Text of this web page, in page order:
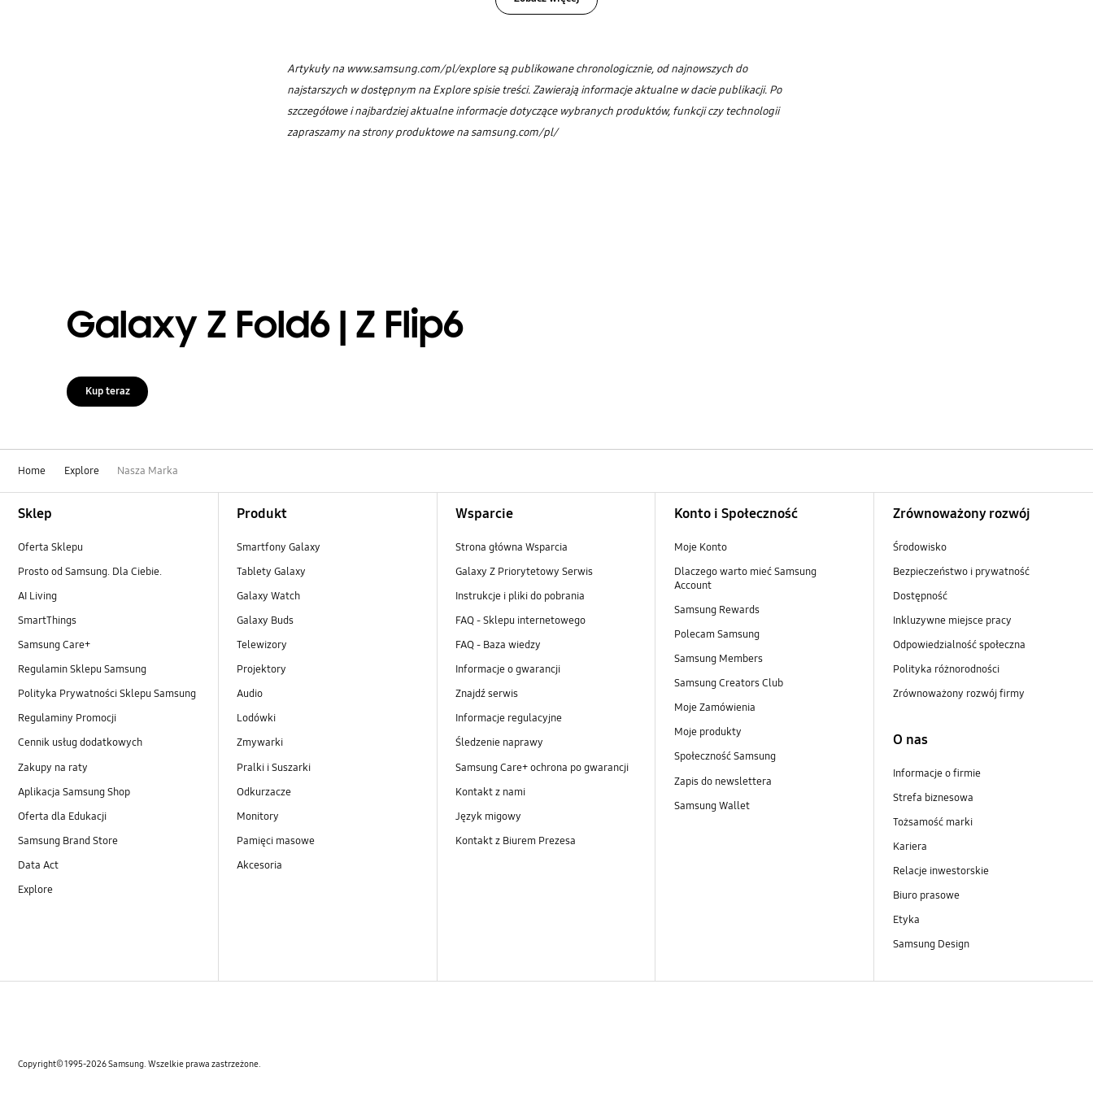
Artykuły na www.samsung.com/pl/explore są publikowane chronologicznie, od najnowszych do
najstarszych w dostępnym na Explore spisie treści. Zawierają informacje aktualne w dacie publikacji. Po
szczegółowe i najbardziej aktualne informacje dotyczące wybranych produktów, funkcji czy technologii
zapraszamy na strony produktowe na samsung.com/pl/
Galaxy Z Fold6 | Z Flip6
Kup teraz
Home Explore Nasza Marka
Sklep
Oferta Sklepu
Prosto od Samsung. Dla Ciebie.
AI Living
SmartThings
Samsung Care+
Regulamin Sklepu Samsung
Polityka Prywatności Sklepu Samsung
Regulaminy Promocji
Cennik usług dodatkowych
Zakupy na raty
Aplikacja Samsung Shop
Oferta dla Edukacji
Samsung Brand Store
Data Act
Explore
Produkt
Smartfony Galaxy
Tablety Galaxy
Galaxy Watch
Galaxy Buds
Telewizory
Projektory
Audio
Lodówki
Zmywarki
Pralki i Suszarki
Odkurzacze
Monitory
Pamięci masowe
Akcesoria
Wsparcie
Strona główna Wsparcia
Galaxy Z Priorytetowy Serwis
Instrukcje i pliki do pobrania
FAQ - Sklepu internetowego
FAQ - Baza wiedzy
Informacje o gwarancji
Znajdź serwis
Informacje regulacyjne
Śledzenie naprawy
Samsung Care+ ochrona po gwarancji
Kontakt z nami
Język migowy
Kontakt z Biurem Prezesa
Konto i Społeczność
Moje Konto
Dlaczego warto mieć Samsung
Account
Samsung Rewards
Polecam Samsung
Samsung Members
Samsung Creators Club
Moje Zamówienia
Moje produkty
Społeczność Samsung
Zapis do newslettera
Samsung Wallet
Zrównoważony rozwój
Środowisko
Bezpieczeństwo i prywatność
Dostępność
Inkluzywne miejsce pracy
Odpowiedzialność społeczna
Polityka różnorodności
Zrównoważony rozwój firmy
O nas
Informacje o firmie
Strefa biznesowa
Tożsamość marki
Kariera
Relacje inwestorskie
Biuro prasowe
Etyka
Samsung Design
Copyright© 1995-2026 Samsung. Wszelkie prawa zastrzeżone.